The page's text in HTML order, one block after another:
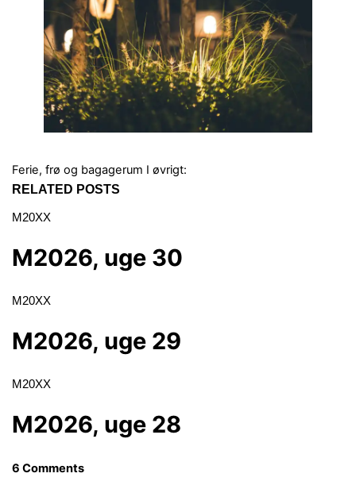
Ferie, frø og bagagerum I øvrigt:
RELATED POSTS
M20XX
M2026, uge 30
M20XX
M2026, uge 29
M20XX
M2026, uge 28
6 Comments